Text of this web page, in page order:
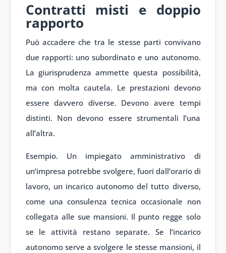
Contratti misti e doppio
rapporto
Può accadere che tra le stesse parti convivano
due rapporti: uno subordinato e uno autonomo.
La giurisprudenza ammette questa possibilità,
ma con molta cautela. Le prestazioni devono
essere davvero diverse. Devono avere tempi
distinti. Non devono essere strumentali l’una
all’altra.
Esempio. Un impiegato amministrativo di
un’impresa potrebbe svolgere, fuori dall’orario di
lavoro, un incarico autonomo del tutto diverso,
come una consulenza tecnica occasionale non
collegata alle sue mansioni. Il punto regge solo
se le attività restano separate. Se l’incarico
autonomo serve a svolgere le stesse mansioni, il